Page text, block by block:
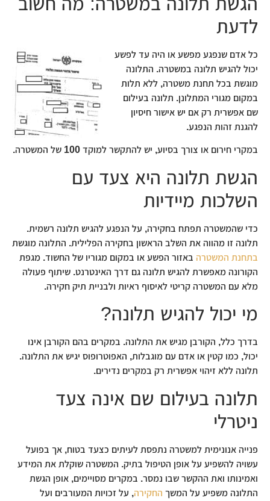
לדעת
כל אדם שנפגע מפשע או היה עד לפשע
יכול להגיש תלונה במשטרה. התלונה
מוגשת בכל תחנת משטרה, ללא תלות
במקום מגורי המתלונן. תלונה בעילום
שם אפשרית רק אם יש אישור חיסיון
להגנת זהות הנפגע.
במקרי חירום או צורך בסיוע, יש להתקשר למוקד 100 של המשטרה.
הגשת תלונה היא צעד עם
השלכות מיידיות
כדי שהמשטרה תפתח בחקירה, על הנפגע להגיש תלונה רשמית.
תלונה זו מהווה את השלב הראשון בחקירה הפלילית. התלונה מוגשת
בתחנת המשטרה באזור הפשע או במקום מגוריו של החשוד. מגפת
הקורונה מאפשרת להגיש תלונה גם דרך האינטרנט. שיתוף פעולה
מלא עם המשטרה קריטי לאיסוף ראיות ולבניית תיק חקירה.
מי יכול להגיש תלונה?
בדרך כלל, הקורבן מגיש את התלונה. במקרים בהם הקורבן אינו
יכול, כמו קטין או אדם עם מוגבלות, האפוטרופוס יגיש את התלונה.
תלונה ללא זיהוי אפשרית רק במקרים נדירים.
תלונה בעילום שם אינה צעד
ניטרלי
פנייה אנונימית למשטרה נתפסת לעיתים כצעד בטוח, אך בפועל
עשויה להשפיע על אופן הטיפול בתיק. המשטרה שוקלת את המידע
ואמינותו ואת ההקשר שבו נמסר. במקרים מסויימים, אופן הגשת
התלונה משפיע על המשך החקירה, על זכויות המעורבים ועל